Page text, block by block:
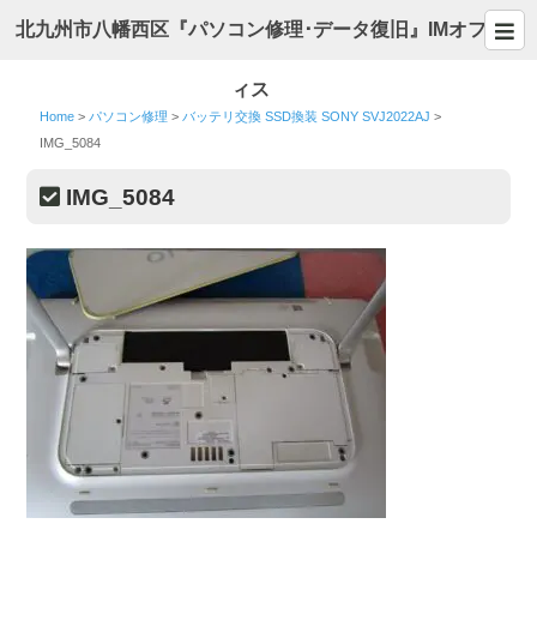
北九州市八幡西区『パソコン修理･データ復旧』IMオフ
ィス
Home > パソコン修理 > バッテリ交換 SSD換装 SONY SVJ2022AJ >
IMG_5084
IMG_5084